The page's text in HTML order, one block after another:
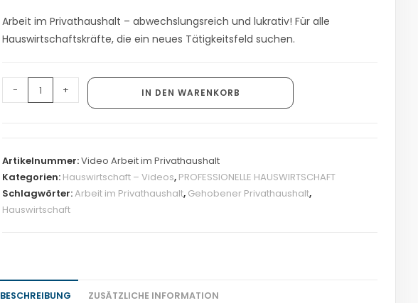
Arbeit im Privathaushalt – abwechslungsreich und lukrativ! Für alle
Hauswirtschaftskräfte, die ein neues Tätigkeitsfeld suchen.
- + IN DEN WARENKORB
Artikelnummer:Video Arbeit im Privathaushalt
Kategorien: Hauswirtschaft – Videos, PROFESSIONELLE HAUSWIRTSCHAFT
Schlagwörter:Arbeit im Privathaushalt, Gehobener Privathaushalt,
Hauswirtschaft
BESCHREIBUNG ZUSÄTZLICHE INFORMATION